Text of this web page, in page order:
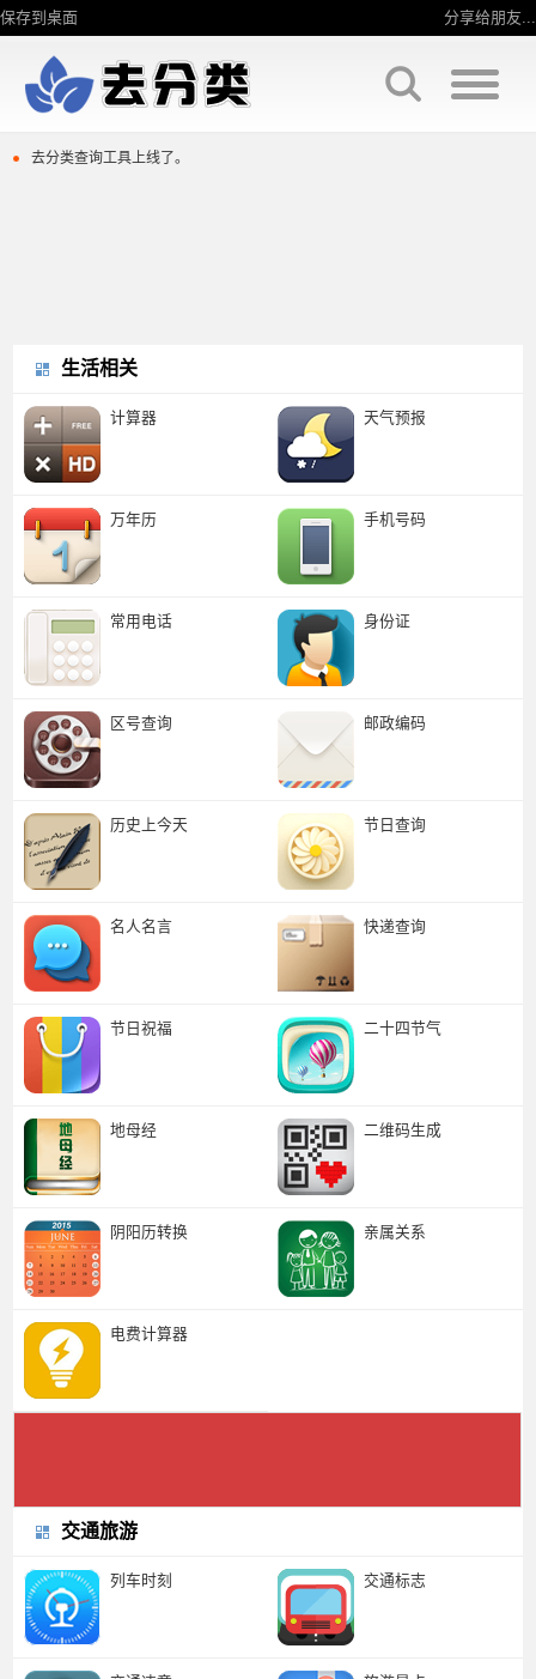
保存到桌面 分享给朋友...
生活相关
计算器 天气预报
万年历 手机号码
常用电话 身份证
区号查询 邮政编码
历史上今天 节日查询
名人名言 快递查询
节日祝福 二十四节气
地母经 二维码生成
阴阳历转换 亲属关系
电费计算器
交通旅游
列车时刻 交通标志